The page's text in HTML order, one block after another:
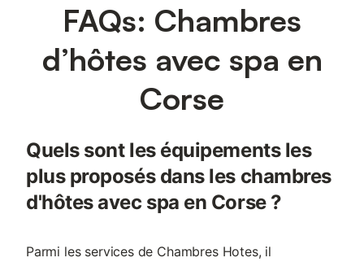
FAQs: Chambres
d’hôtes avec spa en
Corse
Quels sont les équipements les
plus proposés dans les chambres
d'hôtes avec spa en Corse ?
Parmi les services de Chambres Hotes, il